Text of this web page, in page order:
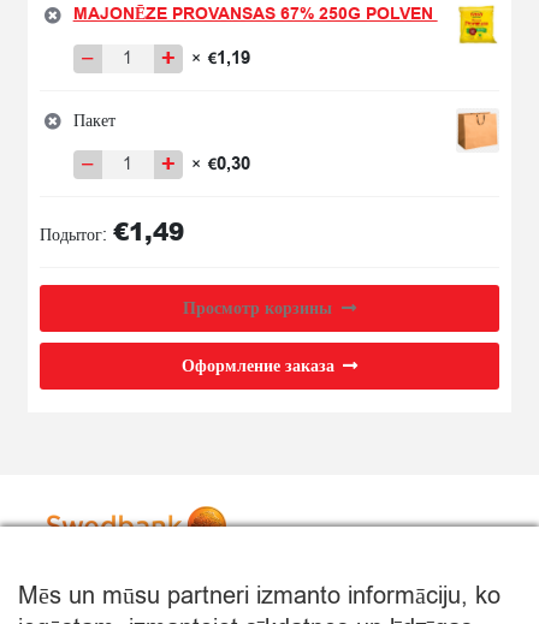
MAJONĒZE PROVANSAS 67% 250G POLVEN
−
Количество
MAJONĒZE
PROVANSAS
67%
POLVEN
+ × €1,19
Пакет
−
Количество
Пакет
+ × €0,30
Подытог: €1,49
Просмотр корзины
Оформление заказа
Mēs un mūsu partneri izmanto informāciju, ko